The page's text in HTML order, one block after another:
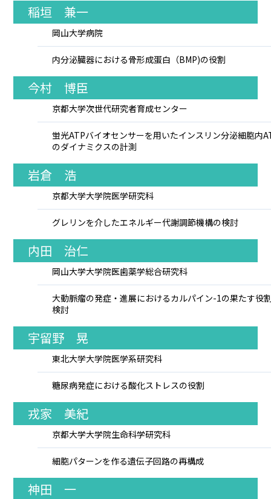
稲垣 兼一
岡山大学病院
内分泌臓器における骨形成蛋白（BMP)の役割
今村 博臣
京都大学次世代研究者育成センター
蛍光ATPバイオセンサーを用いたインスリン分泌細胞内
のダイナミクスの計測
岩倉 浩
京都大学大学院医学研究科
グレリンを介したエネルギー代謝調節機構の検討
内田 治仁
岡山大学大学院医歯薬学総合研究科
大動脈瘤の発症・進展におけるカルパイン-1の果たす役
検討
宇留野 晃
東北大学大学院医学系研究科
糖尿病発症における酸化ストレスの役割
戎家 美紀
京都大学大学院生命科学研究科
細胞パターンを作る遺伝子回路の再構成
神田 一